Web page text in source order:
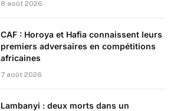
8 août 2026
CAF : Horoya et Hafia connaissent leurs
premiers adversaires en compétitions
africaines
7 août 2026
Lambanyi : deux morts dans un